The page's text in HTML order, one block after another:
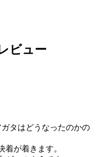
ビュー
タはどうなったのかの
着が着きます。